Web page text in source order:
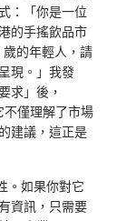
：「你是一位
的手搖飲品市
的年輕人，請
現。」我發
求」後，
僅理解了市場
建議，這正是
。如果你對它
資訊，只需要